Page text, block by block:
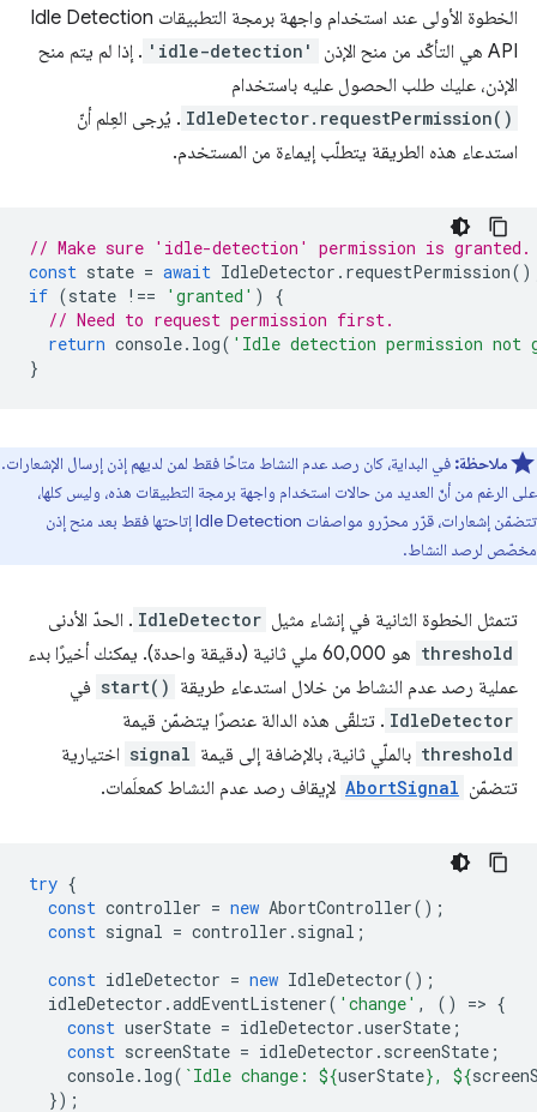
الخطوة الأولى عند استخدام واجهة برمجة التطبيقات Idle Detection
API هي التأكّد من منح الإذن
'idle-detection' . إذا لم يتم منح
الإذن، عليك طلب الحصول عليه باستخدام
IdleDetector.requestPermission() . يُرجى العِلم أنّ
استدعاء هذه الطريقة يتطلّب إيماءة من المستخدم.
// Make sure 'idle-detection' permission is granted.
const state = await IdleDetector . requestPermission
if (state !== 'granted' )
{
// Need to request permission first.
return console. log( 'Idle detection permission not
}
ملاحظة: في البداية، كان رصد عدم النشاط متاحًا فقط لمن لديهم إذن إرسال الإشعارات.
على الرغم من أنّ العديد من حالات استخدام واجهة برمجة التطبيقات هذه، وليس كلها،
تتضمّن إشعارات، قرّر محرّرو مواصفات Idle Detection إتاحتها فقط بعد منح إذن
مخصّص لرصد النشاط.
تتمثل الخطوة الثانية في إنشاء مثيل IdleDetector . الحدّ الأدنى
threshold
هو 60,000 ملي ثانية (دقيقة واحدة). يمكنك أخيرًا بدء
عملية رصد عدم النشاط من خلال استدعاء طريقة start() في
IdleDetector . تتلقّى هذه الدالة عنصرًا يتضمّن قيمة
threshold بالملّي ثانية، بالإضافة إلى قيمة signal اختيارية
تتضمّن AbortSignal لإيقاف رصد عدم النشاط كمعلَمات.
try {
const controller = new AbortController();
const signal = controller . signal ;
const idleDetector = new IdleDetector();
idleDetector .addEventListener( 'change' , () => {
const userState = idleDetector .userState ;
const screenState = idleDetector . screenState ;
console. log( `Idle change: ${userState}, ${
});